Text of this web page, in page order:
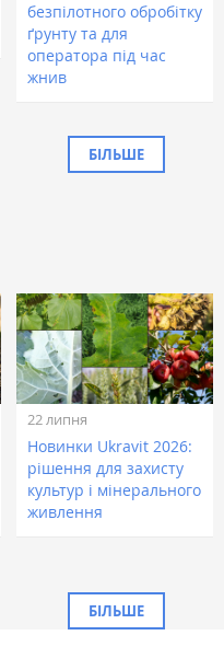
безпілотного обробітку
ґрунту та для
оператора під час
жнив
БІЛЬШЕ
22 липня
Новинки Ukravit 2026:
рішення для захисту
культур і мінерального
живлення
БІЛЬШЕ